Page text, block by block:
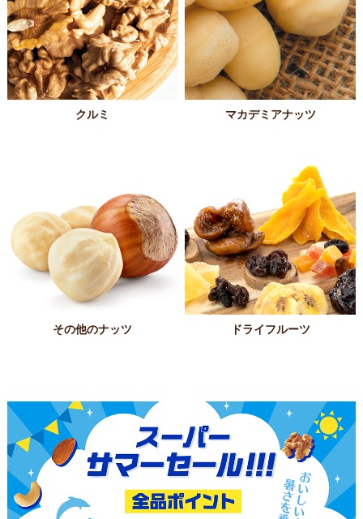
クルミ マカデミアナッツ
その他のナッツ ドライフルーツ